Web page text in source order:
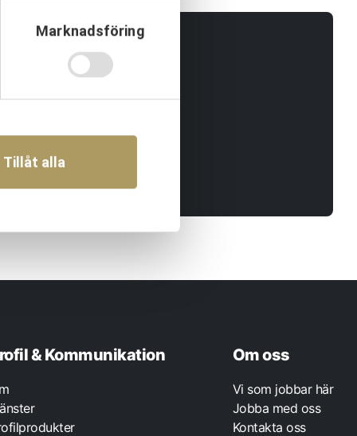
Marknadsföring
Tillåt alla
& Kommunikation Om oss
Vi som jobbar här
Jobba med oss
Kontakta oss